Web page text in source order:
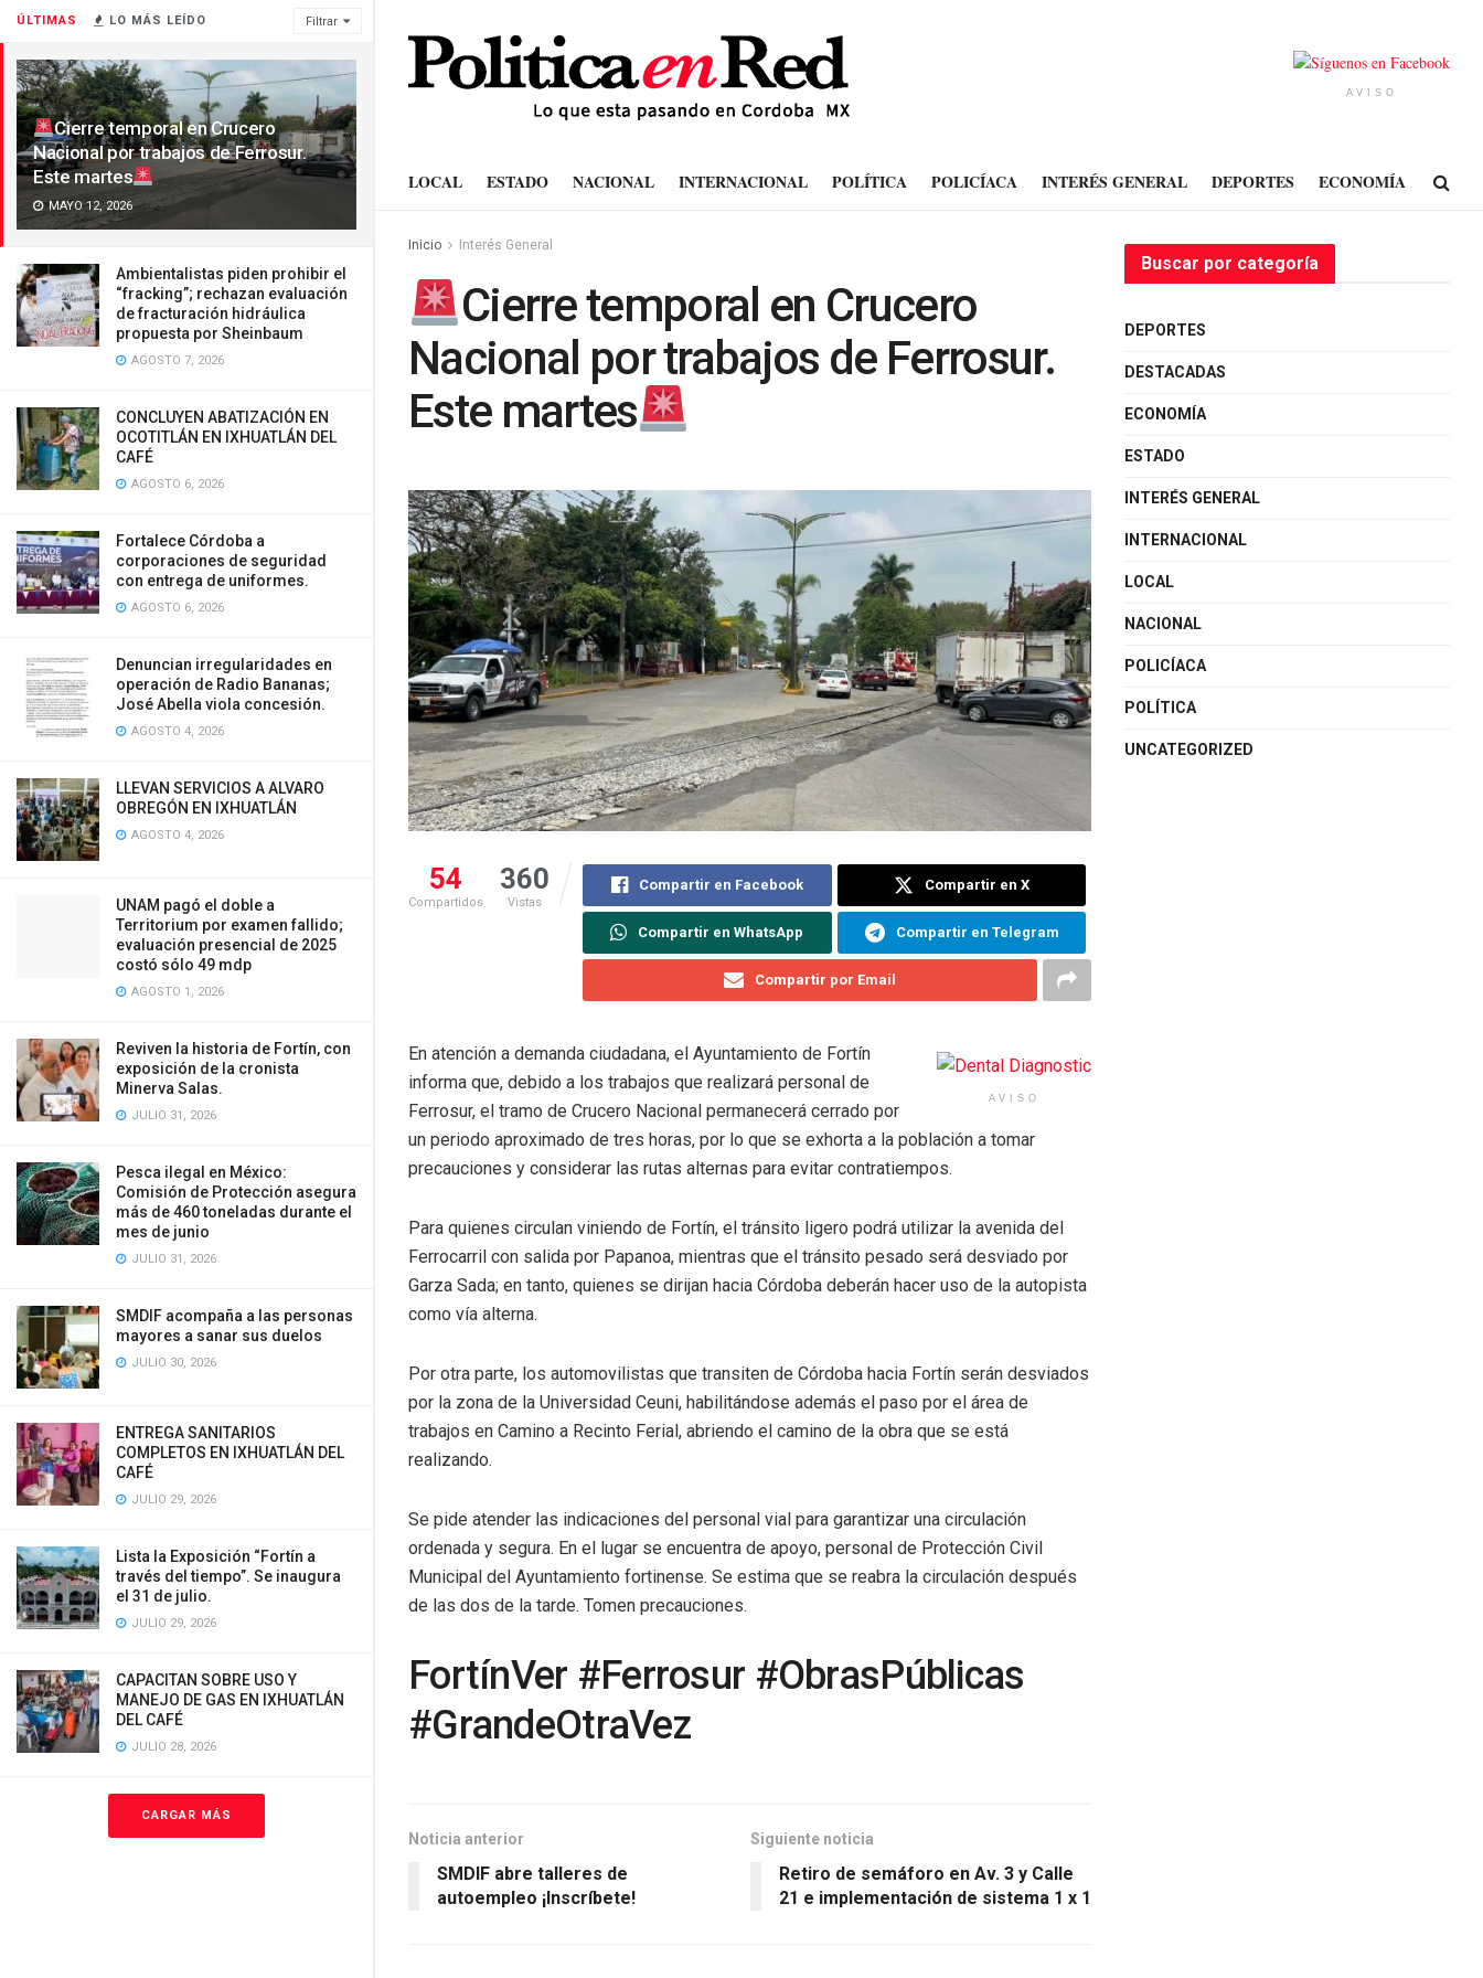
ÚLTIMAS LO MÁS LEÍDO Filtrar
Cierre temporal en Crucero
Nacional por trabajos de Ferrosur.
Este martes
MAYO 12, 2026
Ambientalistas piden prohibir el
“fracking”; rechazan evaluación
de fracturación hidráulica
propuesta por Sheinbaum
AGOSTO 7, 2026
CONCLUYEN ABATIZACIÓN EN
OCOTITLÁN EN IXHUATLÁN DEL
CAFÉ
AGOSTO 6, 2026
Fortalece Córdoba a
corporaciones de seguridad
con entrega de uniformes.
AGOSTO 6, 2026
Denuncian irregularidades en
operación de Radio Bananas;
José Abella viola concesión.
AGOSTO 4, 2026
LLEVAN SERVICIOS A ALVARO
OBREGÓN EN IXHUATLÁN
AGOSTO 4, 2026
UNAM pagó el doble a
Territorium por examen fallido;
evaluación presencial de 2025
costó sólo 49 mdp
AGOSTO 1, 2026
Reviven la historia de Fortín, con
exposición de la cronista
Minerva Salas.
JULIO 31, 2026
Pesca ilegal en México:
Comisión de Protección asegura
más de 460 toneladas durante el
mes de junio
JULIO 31, 2026
SMDIF acompaña a las personas
mayores a sanar sus duelos
JULIO 30, 2026
ENTREGA SANITARIOS
COMPLETOS EN IXHUATLÁN DEL
CAFÉ
JULIO 29, 2026
Lista la Exposición “Fortín a
través del tiempo”. Se inaugura
el 31 de julio.
JULIO 29, 2026
CAPACITAN SOBRE USO Y
MANEJO DE GAS EN IXHUATLÁN
DEL CAFÉ
JULIO 28, 2026
CARGAR MÁS
AVISO
LOCAL ESTADO NACIONAL INTERNACIONAL POLÍTICA POLICÍACA INTERÉS GENERAL DEPORTES ECONOMÍA
Inicio Interés General
Cierre temporal en Crucero
Nacional por trabajos de Ferrosur.
Este martes
54
Compartidos
360
Vistas
Compartir en Facebook Compartir en X
Compartir en WhatsApp Compartir en Telegram
Compartir por Email
AVISO
En atención a demanda ciudadana, el Ayuntamiento de Fortín
informa que, debido a los trabajos que realizará personal de
Ferrosur, el tramo de Crucero Nacional permanecerá cerrado por
un periodo aproximado de tres horas, por lo que se exhorta a la población a tomar
precauciones y considerar las rutas alternas para evitar contratiempos.
Para quienes circulan viniendo de Fortín, el tránsito ligero podrá utilizar la avenida del
Ferrocarril con salida por Papanoa, mientras que el tránsito pesado será desviado por
Garza Sada; en tanto, quienes se dirijan hacia Córdoba deberán hacer uso de la autopista
como vía alterna.
Por otra parte, los automovilistas que transiten de Córdoba hacia Fortín serán desviados
por la zona de la Universidad Ceuni, habilitándose además el paso por el área de
trabajos en Camino a Recinto Ferial, abriendo el camino de la obra que se está
realizando.
Se pide atender las indicaciones del personal vial para garantizar una circulación
ordenada y segura. En el lugar se encuentra de apoyo, personal de Protección Civil
Municipal del Ayuntamiento fortinense. Se estima que se reabra la circulación después
de las dos de la tarde. Tomen precauciones.
FortínVer #Ferrosur #ObrasPúblicas
#GrandeOtraVez
Noticia anterior
SMDIF abre talleres de
autoempleo ¡Inscríbete!
Siguiente noticia
Retiro de semáforo en Av. 3 y Calle
21 e implementación de sistema 1 x 1
Buscar por categoría
DEPORTES
DESTACADAS
ECONOMÍA
ESTADO
INTERÉS GENERAL
INTERNACIONAL
LOCAL
NACIONAL
POLICÍACA
POLÍTICA
UNCATEGORIZED